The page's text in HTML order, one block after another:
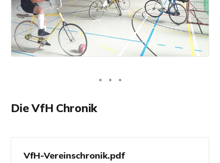
Die VfH Chronik
VfH-Vereinschronik.pdf